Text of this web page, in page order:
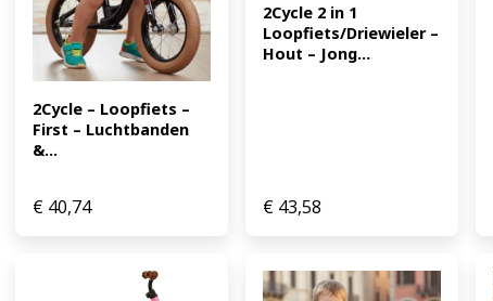
2Cycle – Loopfiets –
First – Luchtbanden
&...
€ 40,74
2Cycle 2 in 1
Loopfiets/Driewieler –
Hout – Jong...
€43,58